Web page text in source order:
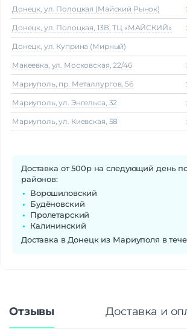
Донецк, ул. Полоцкая (Майский Рынок)
Донецк, ул. Полоцкая, 13В, ТЦ «МАЙСКИЙ»
Донецк, ул. Куприна (Мирный)
Макеeвка, ул. Московская, 22/46
Мариуполь, пр. Металлургов, 56
Мариуполь, ул. Энгельса, 32
Мариуполь, ул. Киевская, 58
Доставка от 500р на следующий день
районов:
Ворошиловский
Будёновский
Пролетарский
Калининский
Доставка в Донецк из Мариуполя в
Отзывы Доставка и